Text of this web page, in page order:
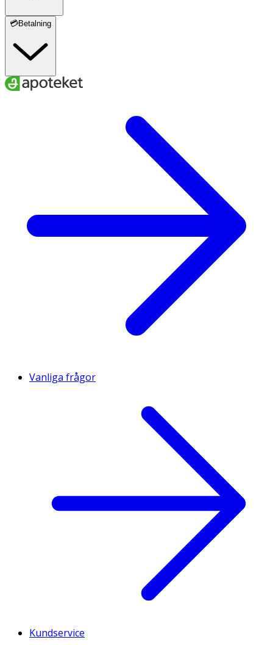
💳Betalning
Vanliga frågor
Kundservice